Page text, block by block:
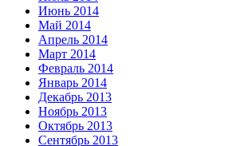
Июнь 2014
Май 2014
Апрель 2014
Март 2014
Февраль 2014
Январь 2014
Декабрь 2013
Ноябрь 2013
Октябрь 2013
Сентябрь 2013